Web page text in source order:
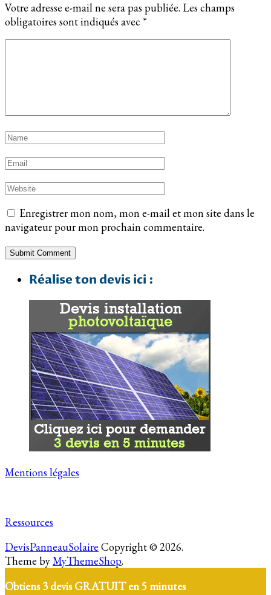
Votre adresse e-mail ne sera pas publiée. Les champs
obligatoires sont indiqués avec *
Enregistrer mon nom, mon e-mail et mon site dans le
navigateur pour mon prochain commentaire.
Réalise ton devis ici :
Mentions légales
Ressources
DevisPanneauSolaire Copyright © 2026.
Theme byMyThemeShop.
Obtiens 3 devis GRATUIT en 5 minutes